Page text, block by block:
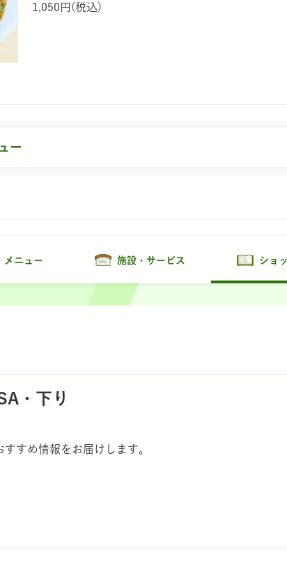
1,050円(税込)
ー
メニュー 施設・サービス ショ
・下り
すめ情報をお届けします。